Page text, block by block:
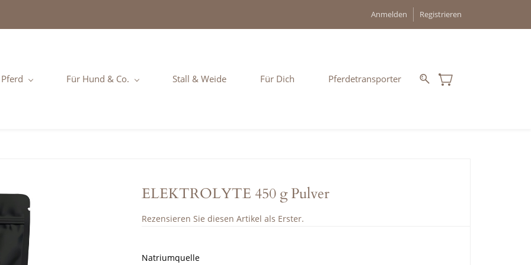
Anmelden Registrieren
Für Hund & Co. Stall & Weide Für Dich Pferdetransporter
ELEKTROLYTE 450 g Pulver
Rezensieren Sie diesen Artikel als Erster.
Natriumquelle